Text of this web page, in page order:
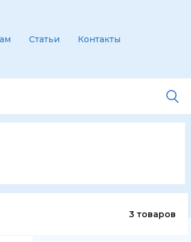
Статьи Контакты
3 товаров